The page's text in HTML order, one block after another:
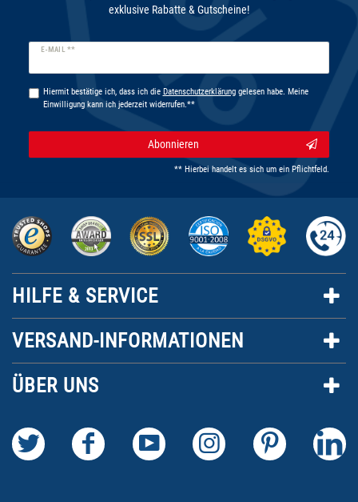
exklusive Rabatte & Gutscheine!
E-MAIL **
Newsletter
Hiermit bestätige ich, dass ich die Daten­schutz­erklärunggelesen habe. Meine
Einwilligung kann ich jederzeit widerrufen.**
Abonnieren
** Hierbei handelt es sich um ein Pflichtfeld.
HILFE & SERVICE
VERSAND-INFORMATIONEN
ÜBER UNS